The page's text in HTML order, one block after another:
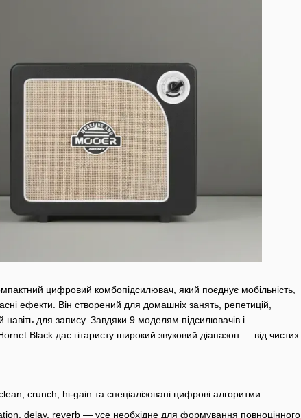
цифровий комбопідсилювач, який поєднує мобільність,
ефекти. Він створений для домашніх занять, репетицій,
навіть для запису. Завдяки 9 моделям підсилювачів і
Black дає гітаристу широкий звуковий діапазон — від чистих
crunch, hi-gain та спеціалізовані цифрові алгоритми.
delay, reverb — усе необхідне для формування повноцінного